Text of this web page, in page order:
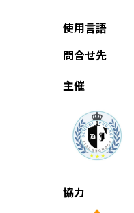
使用言語
問合せ先
主催
協力